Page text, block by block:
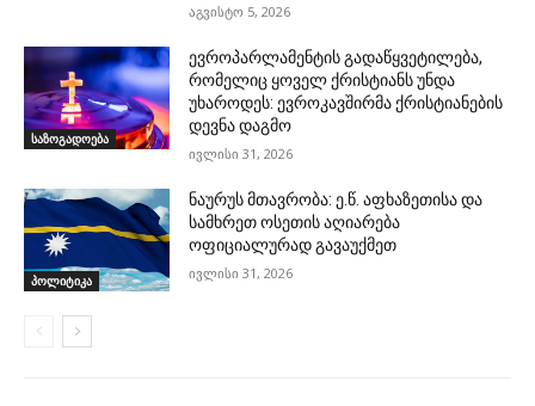
აგვისტო 5, 2026
საზოგადოება
ევროპარლამენტის გადაწყვეტილება,
რომელიც ყოველ ქრისტიანს უნდა
უხაროდეს: ევროკავშირმა ქრისტიანების
დევნა დაგმო
ივლისი 31, 2026
პოლიტიკა
ნაურუს მთავრობა: ე.წ. აფხაზეთისა და
სამხრეთ ოსეთის აღიარება
ოფიციალურად გავაუქმეთ
ივლისი 31, 2026